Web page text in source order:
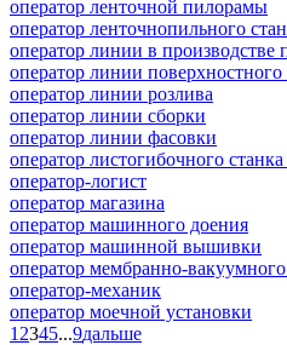
оператор ленточной пилорамы
оператор ленточнопильного
оператор линии в
оператор линии
оператор линии розлива
оператор линии сборки
оператор линии фасовки
оператор листогибочного
оператор-логист
оператор магазина
оператор машинного доения
оператор машинной вышивки
оператор мембранно-вакуумного
оператор-механик
оператор моечной установки
1 2345...9дальше